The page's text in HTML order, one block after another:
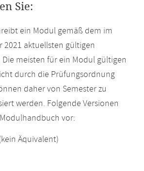
Sie:
ein Modul gemäß dem im
2021 aktuellsten gültigen
meisten für ein Modul gültigen
durch die Prüfungsordnung
daher von Semester zu
werden. Folgende Versionen
vor:
Äquivalent)